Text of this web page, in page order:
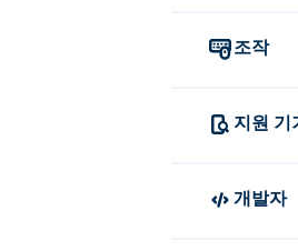
어떻게 하면
모바일 기기
조작
지원
개발자